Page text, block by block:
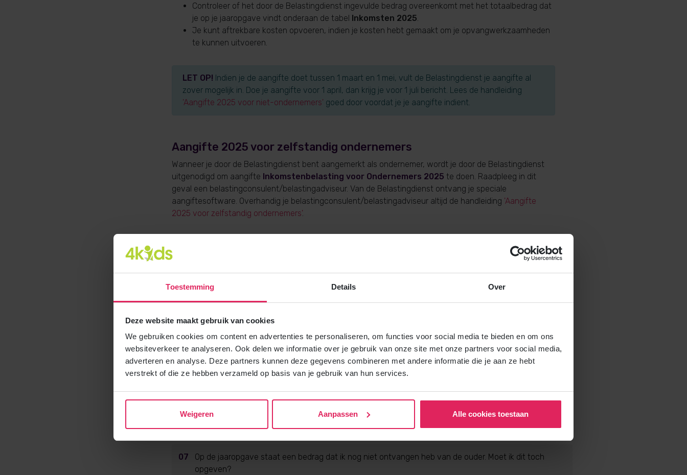
Toestemming Details Over
Deze website maakt gebruik van cookies
We gebruiken cookies om content en advertenties te personaliseren, om functies voor social media te bieden en om ons
websiteverkeer te analyseren. Ook delen we informatie over je gebruik van onze site met onze partners voor social media,
adverteren en analyse. Deze partners kunnen deze gegevens combineren met andere informatie die je aan ze hebt
verstrekt of die ze hebben verzameld op basis van je gebruik van hun services.
Weigeren Aanpassen Alle cookies toestaan
Controleer of het door de Belastingdienst ingevulde bedrag overeenkomt met het totaalbedrag dat
je op je jaaropgave vindt onderaan de tabel Inkomsten 2025
Je kunt aftrekbare kosten opvoeren, indien je kosten hebt gemaakt om je opvangwerkzaamheden
te kunnen uitvoeren.
LET OP! Indien je de aangifte doet tussen 1 maart en 1 mei, vult de Belastingdienst je aangifte al
zover mogelijk in. Doe je aangifte voor 1 april, dan krijg je voor 1 juli bericht. Lees de handleiding
'Aangifte 2025 voor niet-ondernemers' goed door voordat je je aangifte indient.
Aangifte 2025 voor zelfstandig ondernemers
Wanneer je door de Belastingdienst bent aangemerkt als ondernemer, wordt je door de Belastingdienst
uitgenodigd om aangifte Inkomstenbelasting voor Ondernemers 2025 te doen. Raadpleeg in dit
geval een belastingconsulent/belastingadviseur. Van de Belastingdienst ontvang je speciale
aangiftesoftware. Overhandig je belastingconsulent/belastingadviseur altijd de handleiding 'Aangifte
2025 voor zelfstandig ondernemers'.
03 Ik heb een DigiD nodig voor het verzenden van de definitieve wijziging. Hoe kom ik hier aan?
Wanneer ontvang ik mijn jaaropgave 2025 van 4Kids?
06 Ik heb in 2025 een deel van mijn opbrengsten teruggeschonken aan (de ouders van) mijn
gastkinderen, kan dit belastingvrij?
07
Op de jaaropgave staat een bedrag dat ik nog niet ontvangen heb van de ouder. Moet ik dit toch
opgeven?